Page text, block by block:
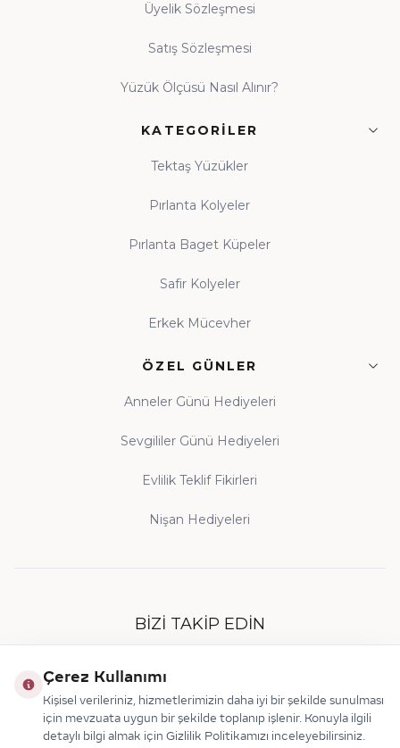
Üyelik Sözleşmesi
Satış Sözleşmesi
Yüzük Ölçüsü Nasıl Alınır?
KATEGORILER
Tektaş Yüzükler
Pırlanta Kolyeler
Pırlanta Baget Küpeler
Safir Kolyeler
Erkek Mücevher
ÖZEL GÜNLER
Anneler Günü Hediyeleri
Sevgililer Günü Hediyeleri
Evlilik Teklif Fikirleri
Nişan Hediyeleri
BIZI TAKIP EDIN
Çerez Kullanımı
Kişisel verileriniz, hizmetlerimizin daha iyi bir şekilde sunulması
için mevzuata uygun bir şekilde toplanıp işlenir. Konuyla ilgili
detaylı bilgi almak için Gizlilik Politikamızı inceleyebilirsiniz.